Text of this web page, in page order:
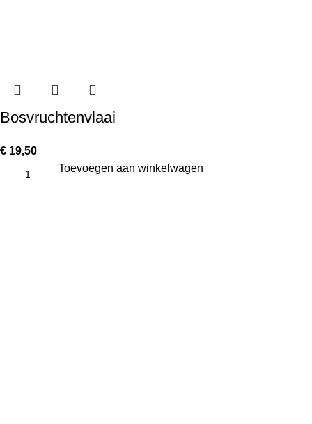
Bosvruchtenvlaai
€ 19,50
Toevoegen aan winkelwagen